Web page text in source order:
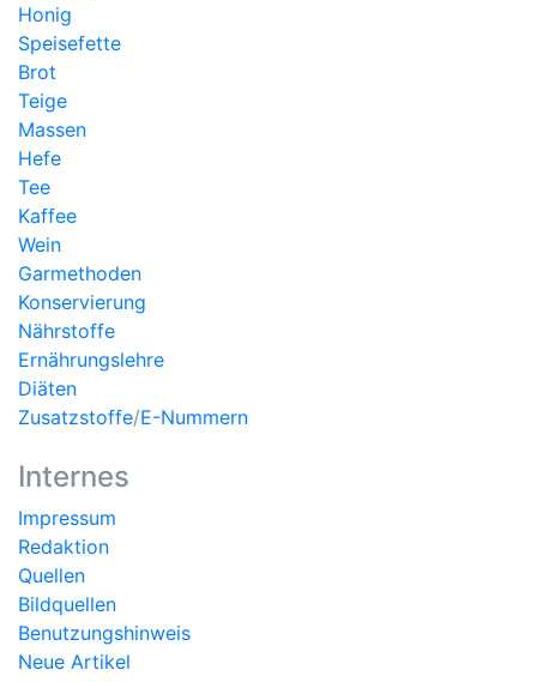
Honig
Speisefette
Brot
Teige
Massen
Hefe
Tee
Kaffee
Wein
Garmethoden
Konservierung
Nährstoffe
Ernährungslehre
Diäten
Zusatzstoffe/E-Nummern
Internes
Impressum
Redaktion
Quellen
Bildquellen
Benutzungshinweis
Neue Artikel